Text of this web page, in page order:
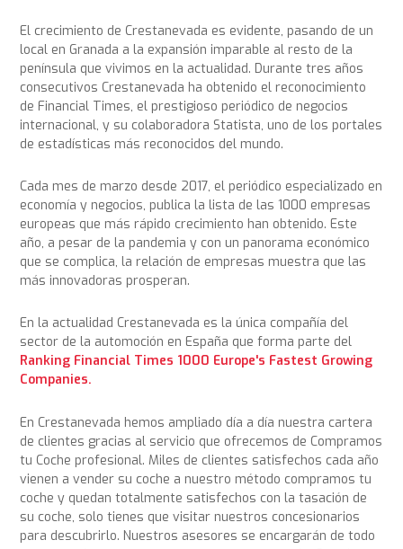
El crecimiento de Crestanevada es evidente, pasando de un
local en Granada a la expansión imparable al resto de la
península que vivimos en la actualidad. Durante tres años
consecutivos Crestanevada ha obtenido el reconocimiento
de Financial Times, el prestigioso periódico de negocios
internacional, y su colaboradora Statista, uno de los portales
de estadísticas más reconocidos del mundo.
Cada mes de marzo desde 2017, el periódico especializado en
economía y negocios, publica la lista de las 1000 empresas
europeas que más rápido crecimiento han obtenido. Este
año, a pesar de la pandemia y con un panorama económico
que se complica, la relación de empresas muestra que las
más innovadoras prosperan.
En la actualidad Crestanevada es la única compañía del
sector de la automoción en España que forma parte del
Ranking Financial Times 1000 Europe's Fastest Growing
Companies.
En Crestanevada hemos ampliado día a día nuestra cartera
de clientes gracias al servicio que ofrecemos de Compramos
tu Coche profesional. Miles de clientes satisfechos cada año
vienen a vender su coche a nuestro método compramos tu
coche y quedan totalmente satisfechos con la tasación de
su coche, solo tienes que visitar nuestros concesionarios
para descubrirlo. Nuestros asesores se encargarán de todo